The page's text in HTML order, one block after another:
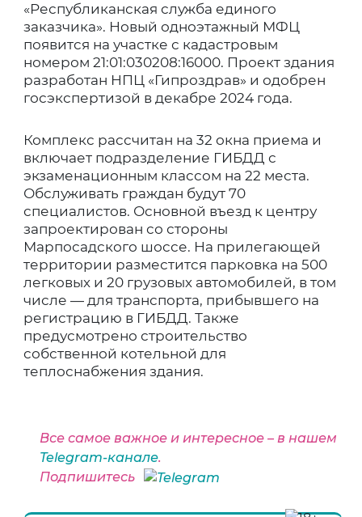
«Республиканская служба единого
заказчика». Новый одноэтажный МФЦ
появится на участке с кадастровым
номером 21:01:030208:16000. Проект здания
разработан НПЦ «Гипроздрав» и одобрен
госэкспертизой в декабре 2024 года.
Комплекс рассчитан на 32 окна приема и
включает подразделение ГИБДД с
экзаменационным классом на 22 места.
Обслуживать граждан будут 70
специалистов. Основной въезд к центру
запроектирован со стороны
Марпосадского шоссе. На прилегающей
территории разместится парковка на 500
легковых и 20 грузовых автомобилей, в том
числе — для транспорта, прибывшего на
регистрацию в ГИБДД. Также
предусмотрено строительство
собственной котельной для
теплоснабжения здания.
Все самое важное и интересное – в нашем
Telegram-канале.
Подпишитесь